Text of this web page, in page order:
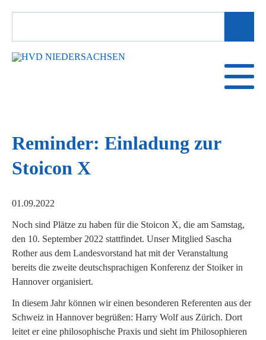
SUCHBEGRIFFE
Reminder: Einladung zur
Stoicon X
01.09.2022
Noch sind Plätze zu haben für die Stoicon X, die am Samstag,
den 10. September 2022 stattfindet. Unser Mitglied Sascha
Rother aus dem Landesvorstand hat mit der Veranstaltung
bereits die zweite deutschsprachigen Konferenz der Stoiker in
Hannover organisiert.
In diesem Jahr können wir einen besonderen Referenten aus der
Schweiz in Hannover begrüßen: Harry Wolf aus Zürich. Dort
leitet er eine philosophische Praxis und sieht im Philosophieren